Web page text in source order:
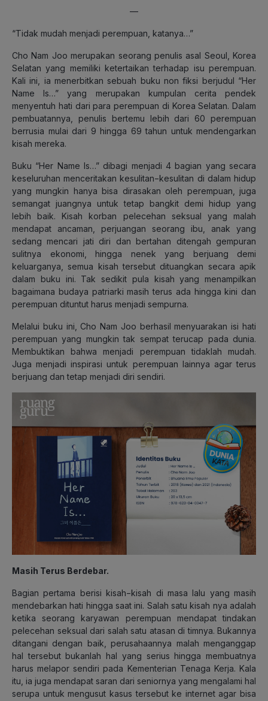
—
“Tidak mudah menjadi perempuan, katanya…”
Cho Nam Joo merupakan seorang penulis asal Seoul, Korea
Selatan yang memiliki ketertaikan terhadap isu perempuan.
Kali ini, ia menerbitkan sebuah buku non fiksi berjudul “Her
Name Is…” yang merupakan kumpulan cerita pendek
menyentuh hati dari para perempuan di Korea Selatan. Dalam
pembuatannya, penulis bertemu lebih dari 60 perempuan
berrusia mulai dari 9 hingga 69 tahun untuk mendengarkan
kisah mereka.
Buku “Her Name Is…” dibagi menjadi 4 bagian yang secara
keseluruhan menceritakan kesulitan−kesulitan di dalam hidup
yang mungkin hanya bisa dirasakan oleh perempuan, juga
semangat juangnya untuk tetap bangkit demi hidup yang
lebih baik. Kisah korban pelecehan seksual yang malah
mendapat ancaman, perjuangan seorang ibu, anak yang
sedang mencari jati diri dan bertahan ditengah gempuran
sulitnya ekonomi, hingga nenek yang berjuang demi
keluarganya, semua kisah tersebut dituangkan secara apik
dalam buku ini. Tak sedikit pula kisah yang menampilkan
bagaimana budaya patriarki masih terus ada hingga kini dan
perempuan dituntut harus menjadi sempurna.
Melalui buku ini, Cho Nam Joo berhasil menyuarakan isi hati
perempuan yang mungkin tak sempat terucap pada dunia.
Membuktikan bahwa menjadi perempuan tidaklah mudah.
Juga menjadi inspirasi untuk perempuan lainnya agar terus
berjuang dan tetap menjadi diri sendiri.
Masih Terus Berdebar.
Bagian pertama berisi kisah−kisah di masa lalu yang masih
mendebarkan hati hingga saat ini. Salah satu kisah nya adalah
ketika seorang karyawan perempuan mendapat tindakan
pelecehan seksual dari salah satu atasan di timnya. Bukannya
ditangani dengan baik, perusahaannya malah menganggap
hal tersebut bukanlah hal yang serius hingga membuatnya
harus melapor sendiri pada Kementerian Tenaga Kerja. Kala
itu, ia juga mendapat saran dari seniornya yang mengalami hal
serupa untuk mengusut kasus tersebut ke internet agar bisa